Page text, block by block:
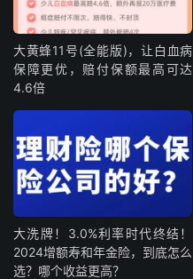
大黄蜂11号(全能版)，让白血病
保障更优，赔付保额最高可达
4.6倍
大洗牌！3.0%利率时代终结！
2024增额寿和年金险，到底怎么
选？哪个收益更高？